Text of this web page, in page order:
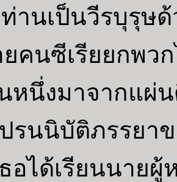
านเป็นวีรบุรุษ
คนซีเรียยกพว
นึ่งมาจากแผ่น
รนนิบัติภรรยา
ได้เรียนนายผู้